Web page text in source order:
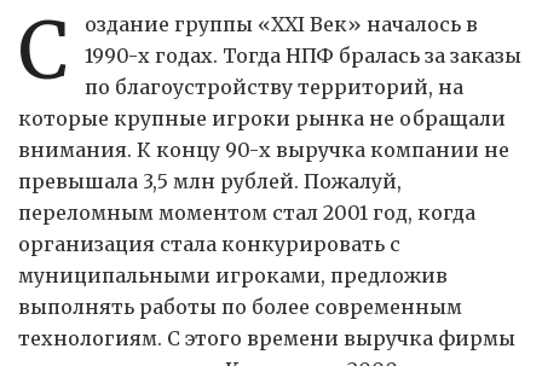
С
оздание группы «XXI Век» началось в
1990-х годах. Тогда НПФ бралась за заказы
по благоустройству территорий, на
которые крупные игроки рынка не обращали
внимания. К концу 90-х выручка компании не
превышала 3,5 млн рублей. Пожалуй,
переломным моментом стал 2001 год, когда
организация стала конкурировать с
муниципальными игроками, предложив
выполнять работы по более современным
технологиям. С этого времени выручка фирмы